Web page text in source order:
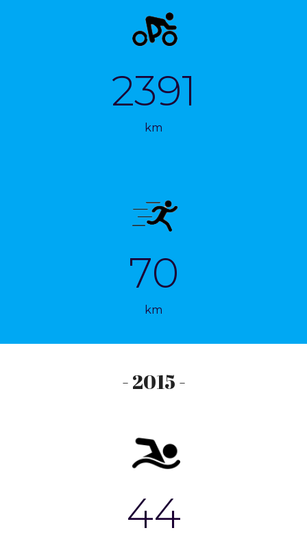
2391
km
70
km
- 2015 -
44